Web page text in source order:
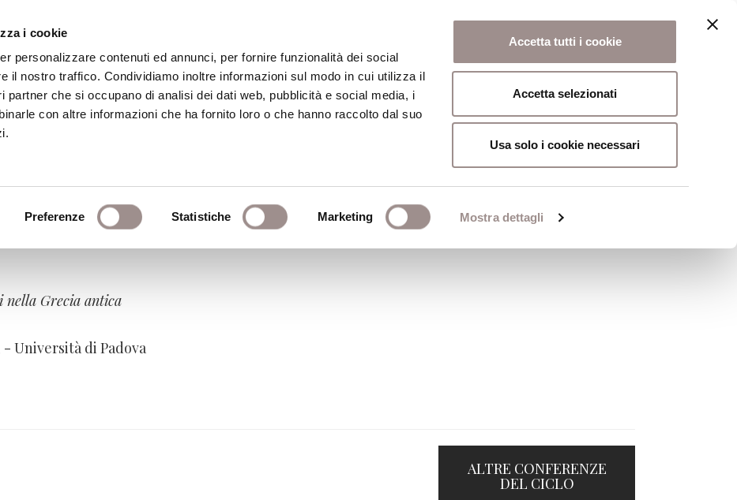
i cookie
personalizzare contenuti ed annunci, per fornire funzionalità dei social
il nostro traffico. Condividiamo inoltre informazioni sul modo in cui utilizza il
partner che si occupano di analisi dei dati web, pubblicità e social media, i
con altre informazioni che ha fornito loro o che hanno raccolto dal suo
Preferenze Statistiche Marketing Mostra dettagli
Accetta tutti i cookie
Accetta selezionati
Usa solo i cookie necessari
Centro Culturale Centro Studi Religiosi Scuola Alti Studi
urbana e questioni teologiche nella
nella Grecia antica
Università di Padova
ALTRE CONFERENZE
DEL CICLO